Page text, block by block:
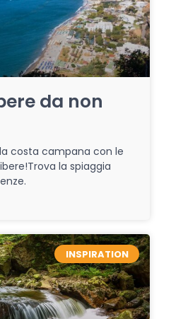
da non
costa campana con le
la spiaggia
INSPIRATION